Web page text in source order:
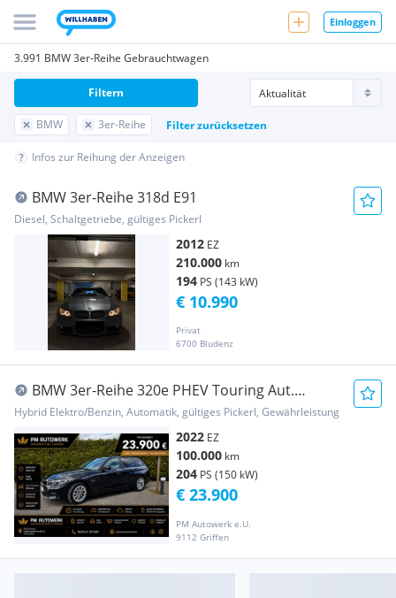
Einloggen
3.991 BMW 3er-Reihe Gebrauchtwagen
BMW 3er-Reihe Filter zurücksetzen
Filtern
Infos zur Reihung der Anzeigen
BMW 3er-Reihe 318d E91
Diesel, Schaltgetriebe, gültiges Pickerl
2012 EZ
210.000 km
194 PS (143 kW)
Privat
6700 Bludenz
€ 10.990
BMW 3er-Reihe 320e PHEV Touring Aut.
*Leder*Erstbesitz*Hybrid*
Hybrid Elektro/Benzin, Automatik, gültiges Pickerl, Gewährleistung
2022 EZ
100.000 km
204 PS (150 kW)
PM Autowerk e.U.
9112 Griffen
€ 23.900